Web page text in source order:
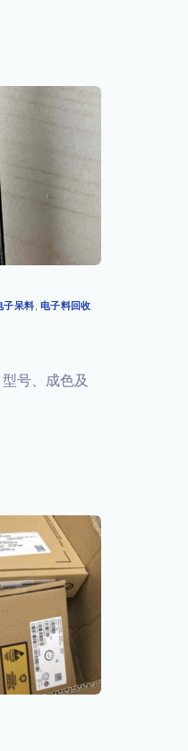
子呆料 电子料回收
号、成色及